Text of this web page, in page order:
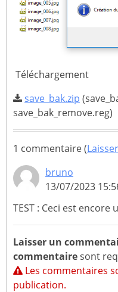
Téléchargement
save_bak.zip
save_bak_remove.reg)
1 commentaire (
bruno
13/07/2023
TEST : Ceci est encore
Laisser un
commentairesont
Les commentaires
publication.